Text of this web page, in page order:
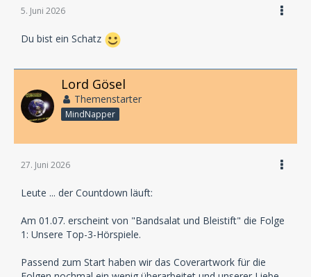
5. Juni 2026
Du bist ein Schatz
Lord Gösel
Themenstarter
MindNapper
27. Juni 2026
Leute ... der Countdown läuft:
Am 01.07. erscheint von "Bandsalat und Bleistift" die Folge
1: Unsere Top-3-Hörspiele.
Passend zum Start haben wir das Coverartwork für die